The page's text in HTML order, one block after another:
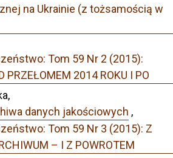
na Ukrainie (z tożsamością w
Tom 59 Nr 2 (2015):
PRZEŁOMEM 2014 ROKU I PO
danych jakościowych ,
Tom 59 Nr 3 (2015): Z
– I Z POWROTEM